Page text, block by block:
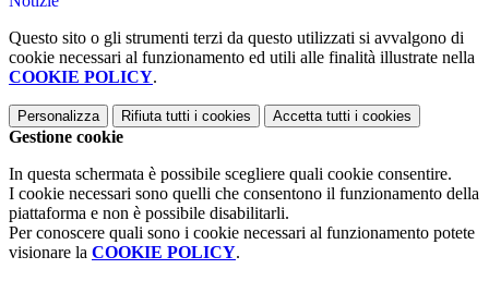
Questo sito o gli strumenti terzi da questo utilizzati si avvalgono di
cookie necessari al funzionamento ed utili alle finalità illustrate nella
COOKIE POLICY.
Personalizza Rifiuta tutti i cookies Accetta tutti i cookies
Gestione cookie
In questa schermata è possibile scegliere quali cookie consentire.
I cookie necessari sono quelli che consentono il funzionamento della
piattaforma e non è possibile disabilitarli.
Per conoscere quali sono i cookie necessari al funzionamento potete
visionare la COOKIE POLICY.